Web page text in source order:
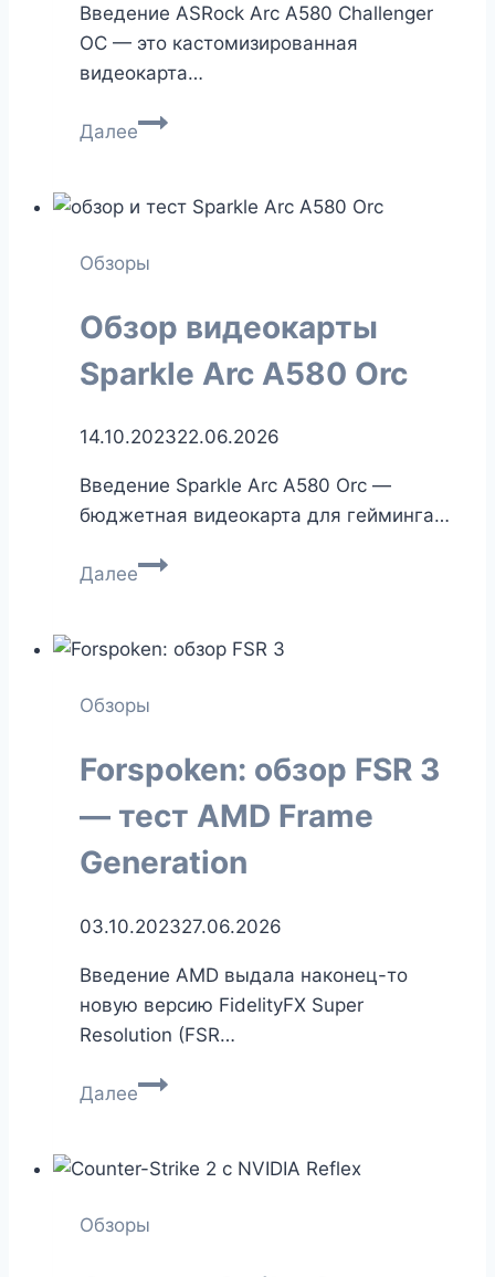
Введение ASRock Arc A580 Challenger
OC — это кастомизированная
видеокарта…
ДалееОбзор
Arc
Challenger
Обзоры
Обзор видеокарты
Sparkle Arc A580 Orc
14.10.202322.06.2026
Введение Sparkle Arc A580 Orc —
бюджетная видеокарта для гейминга…
ДалееОбзор
Arc
Orc
Обзоры
Forspoken: обзор FSR 3
— тест AMD Frame
Generation
03.10.202327.06.2026
Введение AMD выдала наконец-то
новую версию FidelityFX Super
Resolution (FSR…
ДалееForspoken:
3
тест
Обзоры